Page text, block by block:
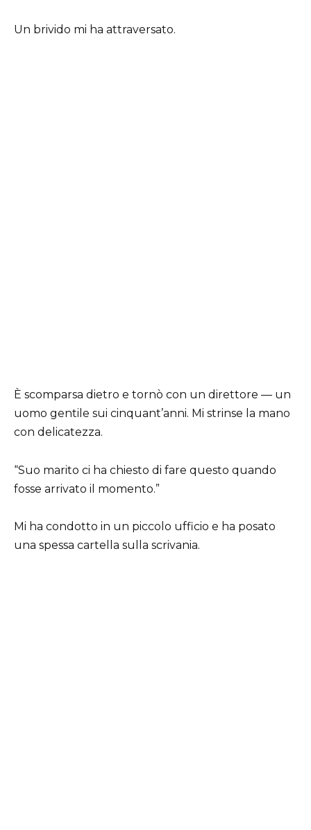
Un brivido mi ha attraversato.
È scomparsa dietro e tornò con un direttore — un
uomo gentile sui cinquant’anni. Mi strinse la mano
con delicatezza.
“Suo marito ci ha chiesto di fare questo quando
fosse arrivato il momento.”
Mi ha condotto in un piccolo ufficio e ha posato
una spessa cartella sulla scrivania.